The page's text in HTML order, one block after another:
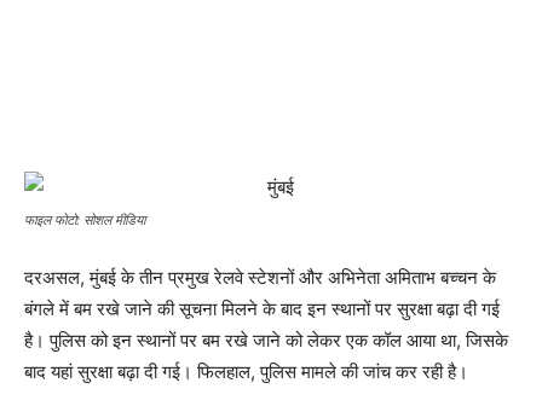
फाइल फोटो: सोशल मीडिया
दरअसल, मुंबई के तीन प्रमुख रेलवे स्टेशनों और अभिनेता अमिताभ बच्चन के
बंगले में बम रखे जाने की सूचना मिलने के बाद इन स्थानों पर सुरक्षा बढ़ा दी गई
है। पुलिस को इन स्थानों पर बम रखे जाने को लेकर एक कॉल आया था, जिसके
बाद यहां सुरक्षा बढ़ा दी गई। फिलहाल, पुलिस मामले की जांच कर रही है।